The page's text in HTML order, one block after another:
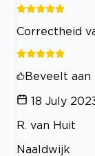
Correctheid
Beveelt aan
18 July
R. van Huit
Naaldwijk